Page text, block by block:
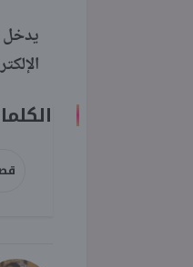
يدخل